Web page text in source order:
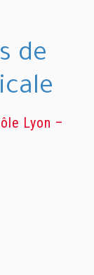
de
Lyon –